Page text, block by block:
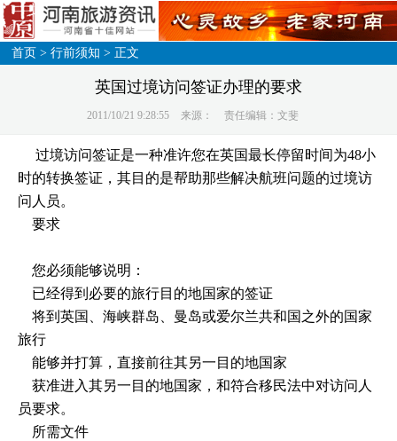
首页 >行前须知 > 正文
英国过境访问签证办理的要求
2011/10/21 9:28:55 来源： 责任编辑：文斐
过境访问签证是一种准许您在英国最长停留时间为48小
时的转换签证，其目的是帮助那些解决航班问题的过境访
问人员。
要求
您必须能够说明：
已经得到必要的旅行目的地国家的签证
将到英国、海峡群岛、曼岛或爱尔兰共和国之外的国家
旅行
能够并打算，直接前往其另一目的地国家
获准进入其另一目的地国家，和符合移民法中对访问人
员要求。
所需文件